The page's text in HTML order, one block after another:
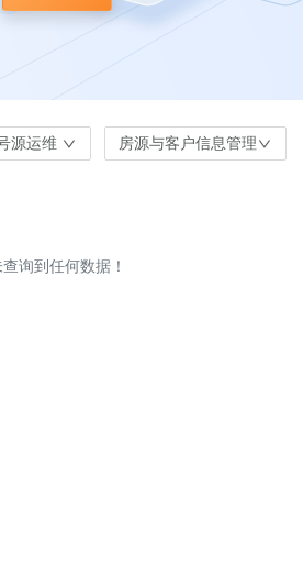
源运维 房源与客户信息管理
查询到任何数据！